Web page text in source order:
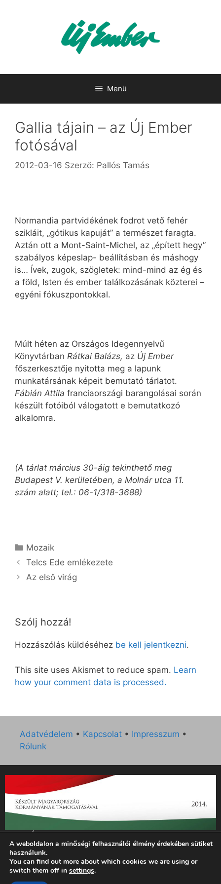
Menü
Gallia tájain – az Új Ember
fotósával
2012-03-16 Szerző: Pallós Tamás
Normandia partvidékének fodrot vető fehér
szikláit, „gótikus kapuját” a természet faragta.
Aztán ott a Mont-Saint-Michel, az „épített hegy”
szabályos képeslap- beállításban és máshogy
is… Ívek, zugok, szögletek: mind-mind az ég és
a föld, Isten és ember találkozásának közterei –
egyéni fókuszpontokkal.
Múlt héten az Országos Idegennyelvű
Könyvtárban Rátkai Balázs, az Új Ember
főszerkesztője nyitotta meg a lapunk
munkatársának képeit bemutató tárlatot.
Fábián Attila franciaországi barangolásai során
készült fotóiból válogatott e bemutatkozó
alkalomra.
(A tárlat március 30-áig tekinthető meg
Budapest V. kerületében, a Molnár utca 11.
szám alatt; tel.: 06-1/318-3688)
Kategória
Mozaik
Telcs Ede emlékezete
Az első virág
Szólj hozzá!
Hozzászólás küldéséhez be kell jelentkezni.
This site uses Akismet to reduce spam. Learn
how your comment data is processed.
Adatvédelem • Kapcsolat • Impresszum •
Rólunk
„Az Új Ember katolikus hetilap 2014. évi működésének
támogatását az EGYH-KCP-14-P-0121 sz. támogatási
szerződés keretében 3 000 000 Ft összegben támogatta az
Emberi Erőforrások Minisztériuma.”
A weboldalon a minőségi felhasználói élmény érdekében sütiket
használunk.
You can find out more about which cookies we are using or
switch them off in settings.